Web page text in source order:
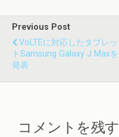
Previous Post
VoLTEに対応したタブレッ
トSamsung Galaxy J Maxを
発表
コメントを残す